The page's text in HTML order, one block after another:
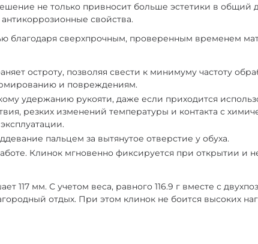
не только привносит больше эстетики в общий
свойства.
благодаря сверхпрочным, проверенным временем
остроту, позволяя свести к минимуму частоту
и повреждениям.
удержанию рукояти, даже если приходится
резких изменений температуры и контакта с
пальцем за вытянутое отверстие у обуха.
Клинок мгновенно фиксируется при открытии и
мм. С учетом веса, равного 116.9 г вместе с
отдых. При этом клинок не боится высоких